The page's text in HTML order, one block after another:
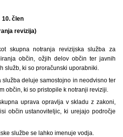
10. člen
revizija)
skupna notranja revizijska služba za
občin, ožjih delov občin ter javnih
služb, ki so proračunski uporabniki.
deluje samostojno in neodvisno ter
občin, ki so pristopile k notranji reviziji.
uprava opravlja v skladu z zakoni,
občin ustanoviteljic, ki urejajo področje
službe se lahko imenuje vodja.